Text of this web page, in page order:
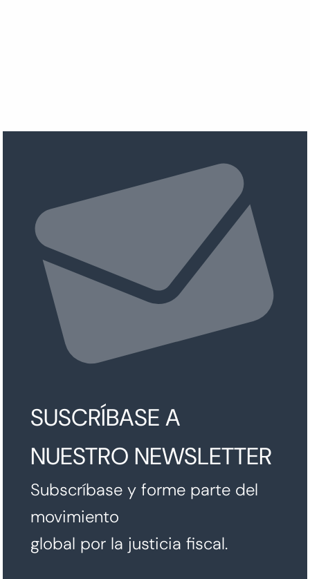
SUSCRÍBASE A
NUESTRO NEWSLETTER
Subscríbase y forme parte del
movimiento
global por la justicia fiscal.